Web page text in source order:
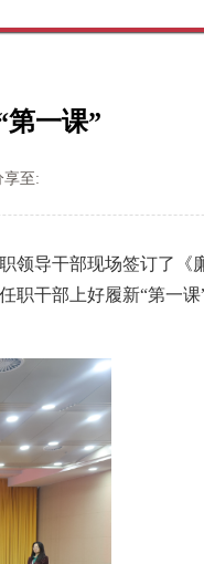
一课”
享至:
导干部现场签订了《
干部上好履新“第一